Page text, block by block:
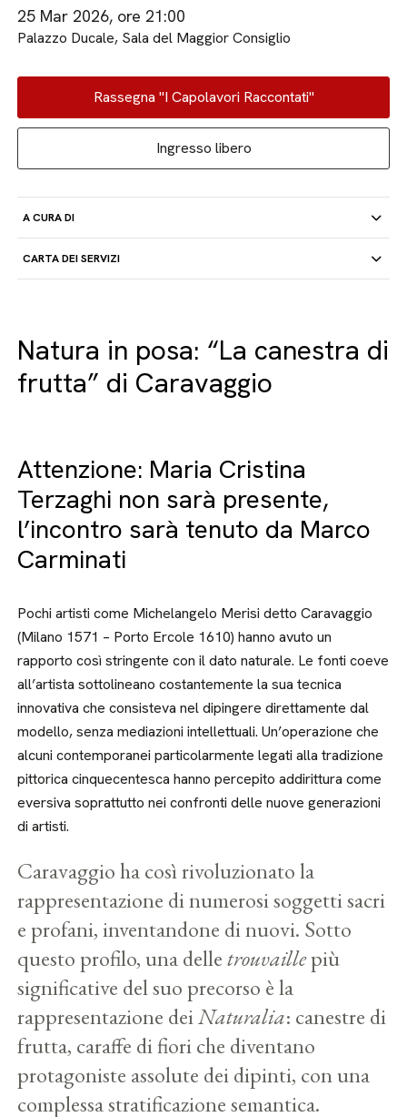
25 Mar 2026, ore 21:00
Palazzo Ducale, Sala del Maggior Consiglio
Rassegna "I Capolavori Raccontati"
Ingresso libero
A CURA DI
CARTA DEI SERVIZI
Natura in posa: “La canestra di
frutta” di Caravaggio
Attenzione: Maria Cristina
Terzaghi non sarà presente,
l’incontro sarà tenuto da Marco
Carminati
Pochi artisti come Michelangelo Merisi detto Caravaggio
(Milano 1571 – Porto Ercole 1610) hanno avuto un
rapporto così stringente con il dato naturale. Le fonti coeve
all’artista sottolineano costantemente la sua tecnica
innovativa che consisteva nel dipingere direttamente dal
modello, senza mediazioni intellettuali. Un’operazione che
alcuni contemporanei particolarmente legati alla tradizione
pittorica cinquecentesca hanno percepito addirittura come
eversiva soprattutto nei confronti delle nuove generazioni
di artisti.
Caravaggio ha così rivoluzionato la
rappresentazione di numerosi soggetti sacri
e profani, inventandone di nuovi. Sotto
questo profilo, una delletrouvaillepiù
significative del suo precorso è la
rappresentazione deiNaturalia: canestre di
frutta, caraffe di fiori che diventano
protagoniste assolute dei dipinti, con una
complessa stratificazione semantica.